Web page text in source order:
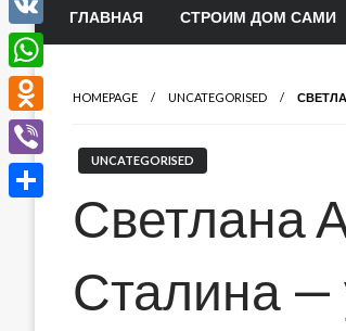
ГЛАВНАЯ СТРОИМ ДОМ САМИ
HOMEPAGE UNCATEGORISED
UNCATEGORISED
Светлана
Сталина —
VK
WhatsApp
Odnoklassniki
Viber
Отправить